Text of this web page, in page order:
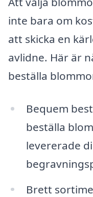
inte bara om
att skicka en
avlidne. Här är
beställa
Bequem
beställa
levererade
Brett